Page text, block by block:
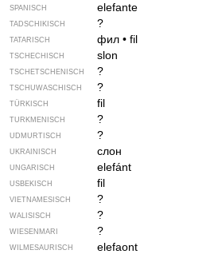
SPANISCH elefante
TADSCHIKISCH ?
TATARISCH фил• fil
TSCHECHISCH slon
TSCHETSCHENISCH ?
TSCHUWASCHISCH ?
TÜRKISCH fil
TURKMENISCH ?
UDMURTISCH ?
UKRAINISCH слон
UNGARISCH elefánt
USBEKISCH fil
VIETNAMESISCH ?
WALISISCH ?
WIESENMARI ?
WILMESAURISCH elefaont